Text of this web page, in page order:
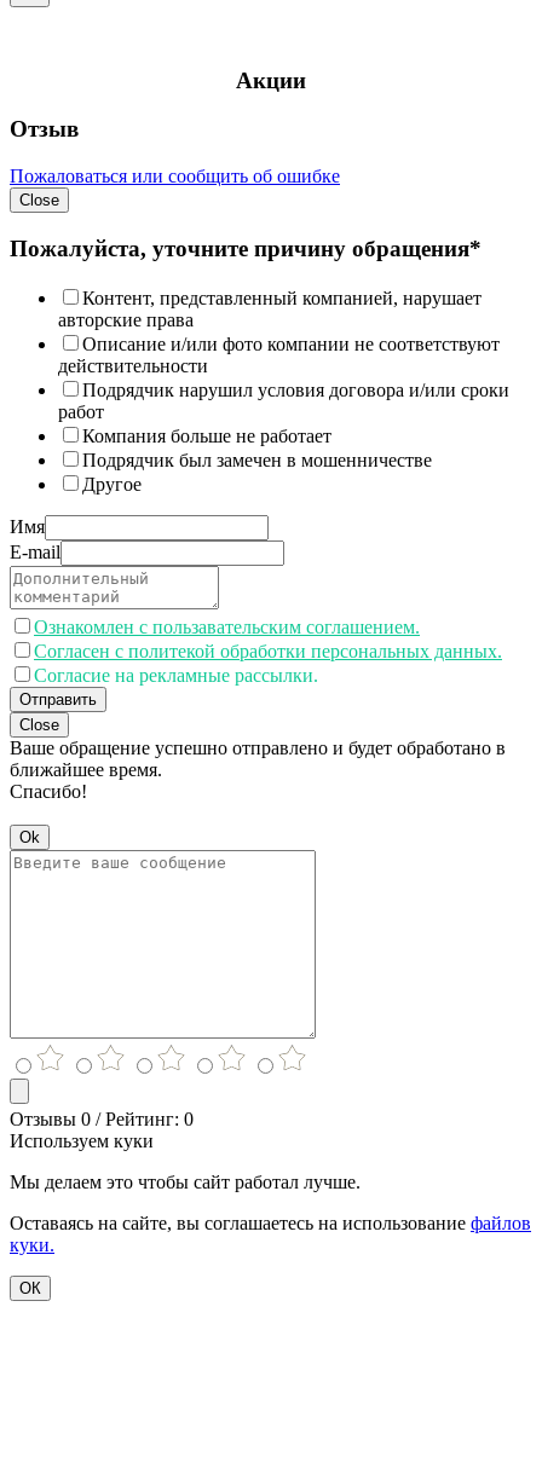
Акции
Отзыв
Пожаловаться или сообщить об ошибке
Close
Пожалуйста, уточните причину обращения*
Контент, представленный компанией, нарушает
авторские права
Описание и/или фото компании не соответствуют
действительности
Подрядчик нарушил условия договора и/или сроки
работ
Компания больше не работает
Подрядчик был замечен в мошенничестве
Другое
Имя
E-mail
Ознакомлен с пользавательским соглашением.
Согласен с политекой обработки персональных данных.
Согласие на рекламные рассылки.
Отправить
Close
Ваше обращение успешно отправлено и будет обработано в
ближайшее время.
Спасибо!
Ok
Отзывы 0 / Рейтинг: 0
Используем куки
Мы делаем это чтобы сайт работал лучше.
Оставаясь на сайте, вы соглашаетесь на использование файлов
куки.
ОК